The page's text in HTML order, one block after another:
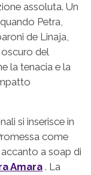
assoluta. Un
Petra,
de Linaja,
del
la tenacia e la
si inserisce in
come
a soap di
Amara. La